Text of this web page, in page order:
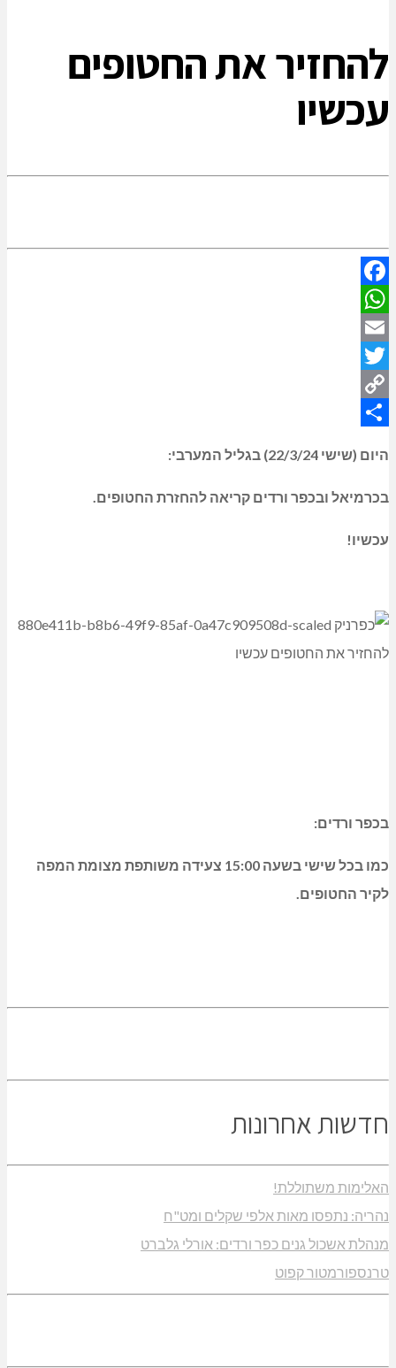
להחזיר את החטופים
עכשיו
Facebook
WhatsApp
Email
Twitter
Copy
היום (שישי 22/3/24) בגליל המערבי:
בכרמיאל ובכפר ורדים קריאה להחזרת החטופים.
עכשיו!
בכפר ורדים:
כמו בכל שישי בשעה 15:00 צעידה משותפת מצומת המפה
לקיר החטופים.
חדשות אחרונות
האלימות משתוללת!
נהריה: נתפסו מאות אלפי שקלים ומט"ח
מנהלת אשכול גנים כפר ורדים: אורלי גלברט
טרנספורמטור קפוט